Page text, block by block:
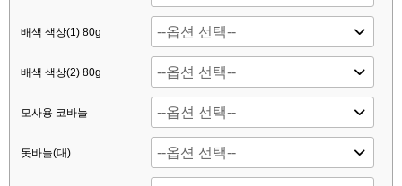
배색 색상(1) 80g
배색 색상(2) 80g
모사용 코바늘
돗바늘(대)